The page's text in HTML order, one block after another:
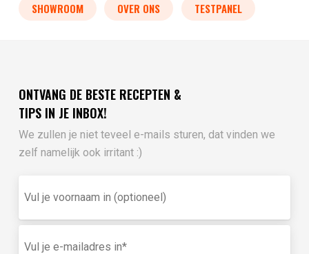
SHOWROOM OVER ONS TESTPANEL
ONTVANG DE BESTE RECEPTEN &
TIPS IN JE INBOX!
We zullen je niet teveel e-mails sturen, dat vinden we
zelf namelijk ook irritant :)
je
in
(optioneel)
mailadres